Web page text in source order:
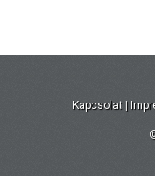
Kapcsolat |